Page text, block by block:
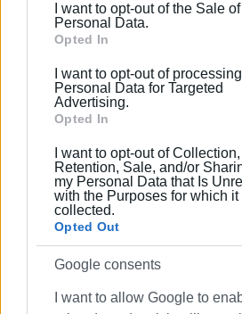
behaviour. You may click to grant
Google and its third-party tags to
section.
I want to opt-out of the Sale
Personal Data.
Opted In
I want to opt-out of
Personal Data for Targeted
Advertising.
Opted In
I want to opt-out of
Retention, Sale, and/or
my Personal Data that Is
with the Purposes for which it
collected.
Opted Out
Google consents
I want to allow Google to